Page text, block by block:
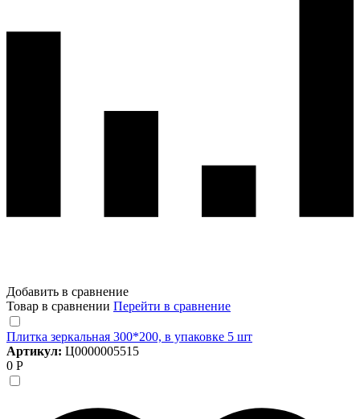
Добавить в сравнение
Товар в сравнении Перейти в сравнение
Плитка зеркальная 300*200, в упаковке 5 шт
Артикул: Ц0000005515
0 Р